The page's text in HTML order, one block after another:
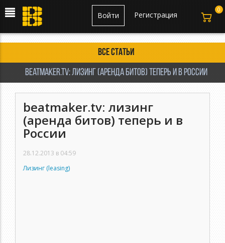
Регистрация
Войти
Все статьи
beatmaker.tv: лизинг (аренда битов) теперь и в России
beatmaker.tv: лизинг
(аренда битов) теперь и в
России
28.12.2013 в 04:59
Лизинг (leasing)
0